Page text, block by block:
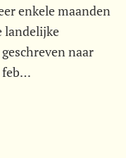
enkele maanden
landelijke
naar
feb…